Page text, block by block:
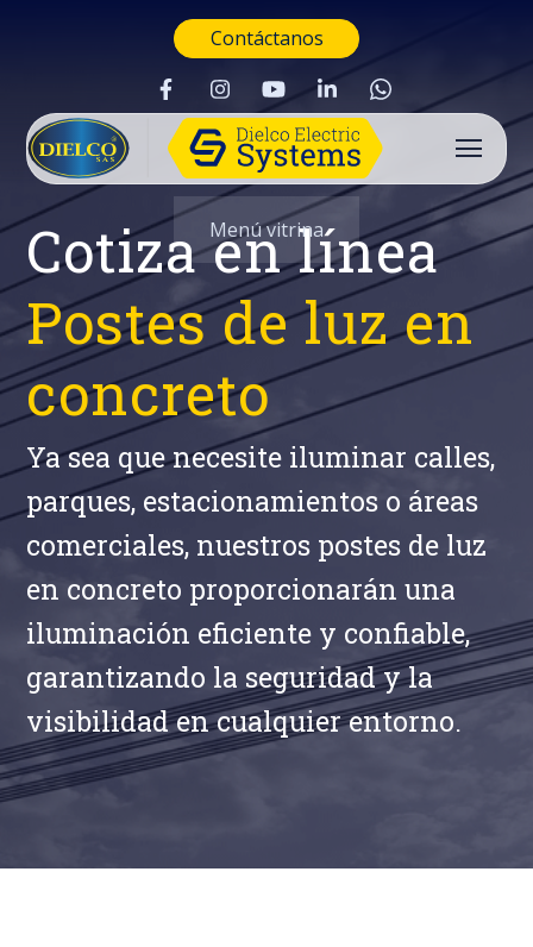
Contáctanos
Buscar
Menú vitrina
Cotiza en línea
Postes de luz en
concreto
Ya sea que necesite iluminar calles,
parques, estacionamientos o áreas
comerciales, nuestros postes de luz
en concreto proporcionarán una
iluminación eficiente y confiable,
garantizando la seguridad y la
visibilidad en cualquier entorno.